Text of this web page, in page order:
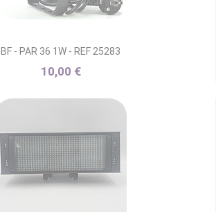
BF - PAR 36 1W - REF 25283
10,00 €